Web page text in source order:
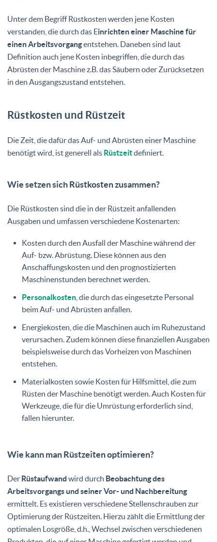
Unter dem Begriff Rüstkosten werden jene Kosten
verstanden, die durch das Einrichten einer Maschine für
einen Arbeitsvorgangentstehen. Daneben sind laut
Definition auch jene Kosten inbegriffen, die durch das
Abrüsten der Maschine z.B. das Säubern oder Zurücksetzen
in den Ausgangszustand entstehen.
Rüstkosten und Rüstzeit
Die Zeit, die dafür das Auf- und Abrüsten einer Maschine
benötigt wird, ist generell als Rüstzeitdefiniert.
Wie setzen sich Rüstkosten zusammen?
Die Rüstkosten sind die in der Rüstzeit anfallenden
Ausgaben und umfassen verschiedene Kostenarten:
Kosten durch den Ausfall der Maschine während der
Auf- bzw. Abrüstung. Diese können aus den
Anschaffungskosten und den prognostizierten
Maschinenstunden berechnet werden.
Personalkosten , die durch das eingesetzte Personal
beim Auf- und Abrüsten anfallen.
Energiekosten, die die Maschinen auch im Ruhezustand
verursachen. Zudem können diese finanziellen Ausgaben
beispielsweise durch das Vorheizen von Maschinen
entstehen.
Materialkosten sowie Kosten für Hilfsmittel, die zum
Rüsten der Maschine benötigt werden. Auch Kosten für
Werkzeuge, die für die Umrüstung erforderlich sind,
fallen hierunter.
Wie kann man Rüstzeiten optimieren?
Der Rüstaufwand wird durch Beobachtung des
Arbeitsvorgangs und seiner Vor- und Nachbereitung
ermittelt. Es existieren verschiedene Stellenschrauben zur
Optimierung der Rüstzeiten. Hierzu zählt die Ermittlung der
optimalen Losgröße, d.h., Wechsel zwischen verschiedenen